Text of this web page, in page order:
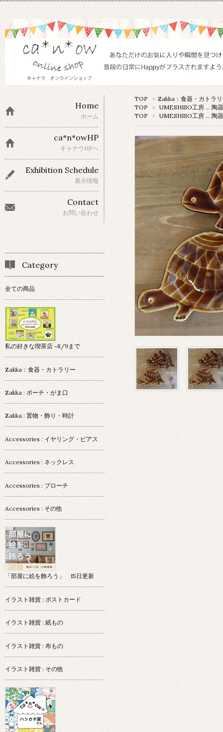
TOP > Zakka：食器・カトラ
TOP
> UMESHISO工房 … 陶器
TOP
> UMESHISO工房 … 陶器
Home
ホーム
ca*n*owHP
キャナウHPへ
Exhibition Schedule
展示情報
Contact
お問い合わせ
Category
全ての商品
私の好きな喫茶店 ~8/9まで
Zakka：食器・カトラリー
Zakka : ポーチ・がま口
Zakka : 置物・飾り・時計
Accessories : イヤリング・ピアス
Accessories : ネックレス
Accessories : ブローチ
Accessories : その他
「部屋に絵を飾ろう」 15日更新
イラスト雑貨 : ポストカード
イラスト雑貨 : 紙もの
イラスト雑貨 : 布もの
イラスト雑貨 : その他